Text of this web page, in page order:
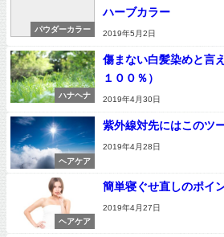
パウダーカラー
ハーブカラー
2019年5月2日
ハナヘナ
傷まない白髪染めと言
１００％）
2019年4月30日
ヘアケア
紫外線対先にはこのツ
2019年4月28日
ヘアケア
簡単寝ぐせ直しのポイ
2019年4月27日